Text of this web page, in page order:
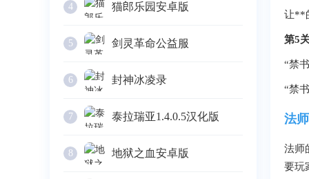
4 猫郎乐园安卓版
5 剑灵革命公益服
6 封神冰凌录
7 泰拉瑞亚1.4.0.5汉化版
8 地狱之血安卓版
让**
第5
“禁
“禁
法
法师
要玩